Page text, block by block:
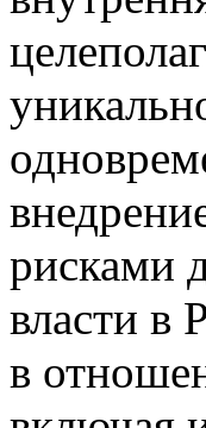
рисками
власти в
в